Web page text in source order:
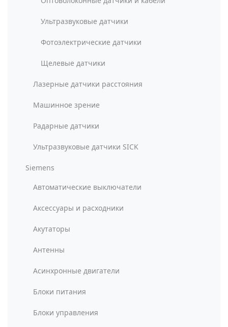
Ультразвуковые датчики
Фотоэлектрические датчики
Щелевые датчики
Лазерные датчики расстояния
Машинное зрение
Радарные датчики
Ультразвуковые датчики SICK
Siemens
Автоматические выключатели
Аксессуары и расходники
Акутаторы
Антенны
Асинхронные двигатели
Блоки питания
Блоки управления